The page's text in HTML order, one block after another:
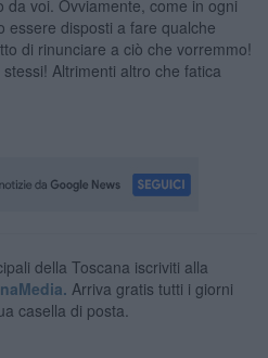
voi. Ovviamente, come in ogni
essere disposti a fare qualche
di rinunciare a ciò che vorremmo!
Altrimenti altro che fatica
della Toscana iscriviti alla
Arriva gratis tutti i giorni
casella di posta.